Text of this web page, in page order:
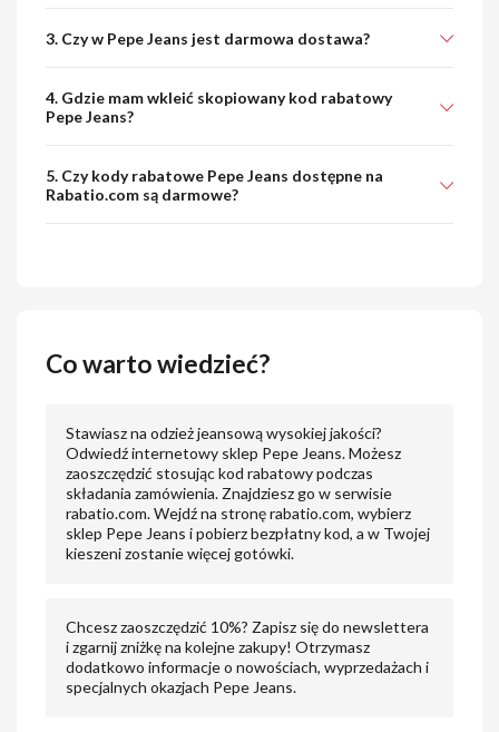
3. Czy w Pepe Jeans jest darmowa dostawa?
4. Gdzie mam wkleić skopiowany kod rabatowy
Pepe Jeans?
5. Czy kody rabatowe Pepe Jeans dostępne na
Rabatio.com są darmowe?
Co warto wiedzieć?
Stawiasz na odzież jeansową wysokiej jakości?
Odwiedź internetowy sklep Pepe Jeans. Możesz
zaoszczędzić stosując kod rabatowy podczas
składania zamówienia. Znajdziesz go w serwisie
rabatio.com. Wejdź na stronę rabatio.com, wybierz
sklep Pepe Jeans i pobierz bezpłatny kod, a w Twojej
kieszeni zostanie więcej gotówki.
Chcesz zaoszczędzić 10%? Zapisz się do newslettera
i zgarnij zniżkę na kolejne zakupy! Otrzymasz
dodatkowo informacje o nowościach, wyprzedażach i
specjalnych okazjach Pepe Jeans.